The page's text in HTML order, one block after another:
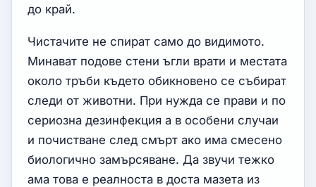
до край.
Чистачите не спират само до видимото.
Минават подове стени ъгли врати и местата
около тръби където обикновено се събират
следи от животни. При нужда се прави и по
сериозна дезинфекция а в особени случаи
и почистване след смърт ако има смесено
биологично замърсяване. Да звучи тежко
ама това е реалноста в доста мазета из